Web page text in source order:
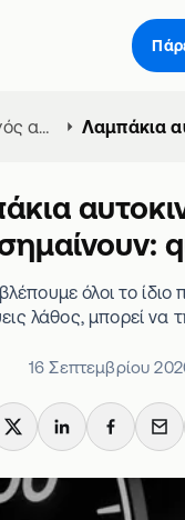
Οδηγός ασφάλειας αυτοκινήτου
όλοι το ίδιο
λάθος, μπορεί να
16 Σεπτεμβρίου
X LinkedInFacebook